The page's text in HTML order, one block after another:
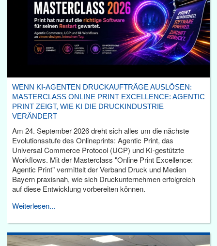
WENN KI-AGENTEN DRUCKAUFTRÄGE AUSLÖSEN:
MASTERCLASS ONLINE PRINT EXCELLENCE: AGENTIC
PRINT ZEIGT, WIE KI DIE DRUCKINDUSTRIE
VERÄNDERT
Am 24. September 2026 dreht sich alles um die nächste
Evolutionsstufe des Onlineprints: Agentic Print, das
Universal Commerce Protocol (UCP) und KI-gestützte
Workflows. Mit der Masterclass "Online Print Excellence:
Agentic Print" vermittelt der Verband Druck und Medien
Bayern praxisnah, wie sich Druckunternehmen erfolgreich
auf diese Entwicklung vorbereiten können.
Weiterlesen...